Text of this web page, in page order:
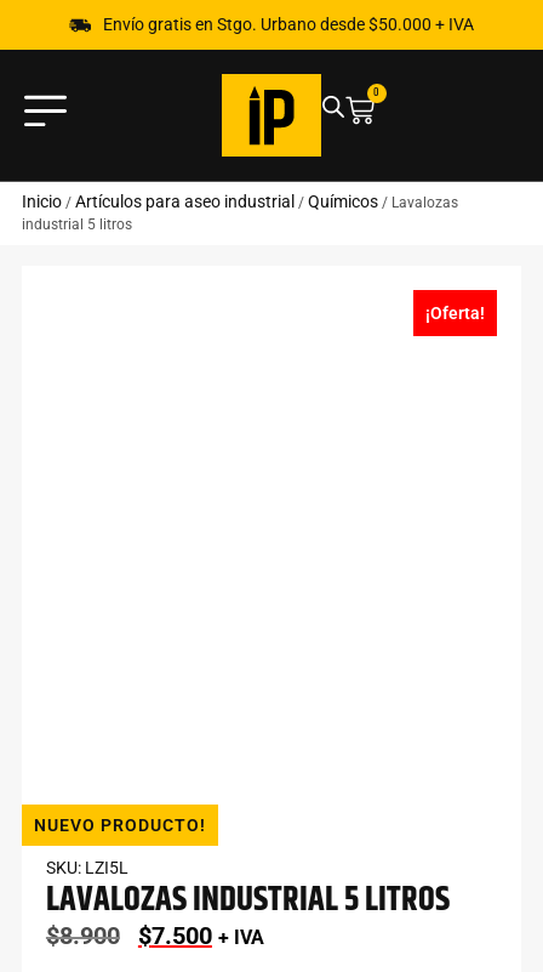
Envío gratis en Stgo. Urbano desde $50.000 + IVA
0
Inicio/ Artículos para aseo industrial / Químicos/ Lavalozas
industrial 5 litros
¡Oferta!
NUEVO PRODUCTO!
SKU: LZI5L
LAVALOZAS INDUSTRIAL 5 LITROS
$8.900 $7.500 + IVA